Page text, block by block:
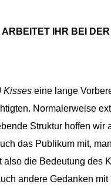
IHR BEI
Kisses eine lange
Normalerweise
Struktur hoffen
das Publikum mit,
also die Bedeutung des
andere Gedanken